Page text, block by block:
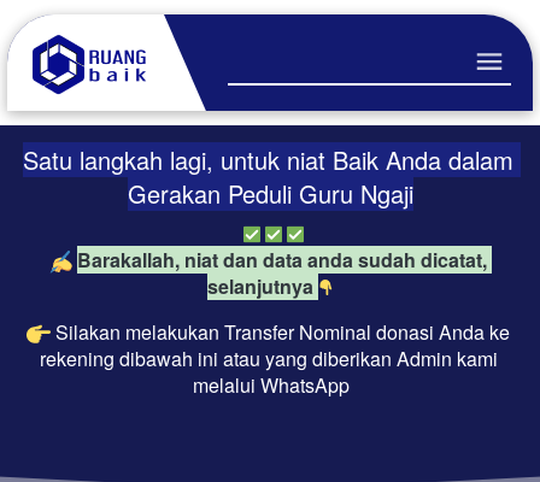
Satu langkah lagi, untuk niat Baik Anda dalam
Gerakan Peduli Guru Ngaji
Barakallah, niat dan data anda sudah dicatat,
selanjutnya
Silakan melakukan Transfer Nominal donasi Anda ke
rekening dibawah ini atau yang diberikan Admin kami
melalui WhatsApp